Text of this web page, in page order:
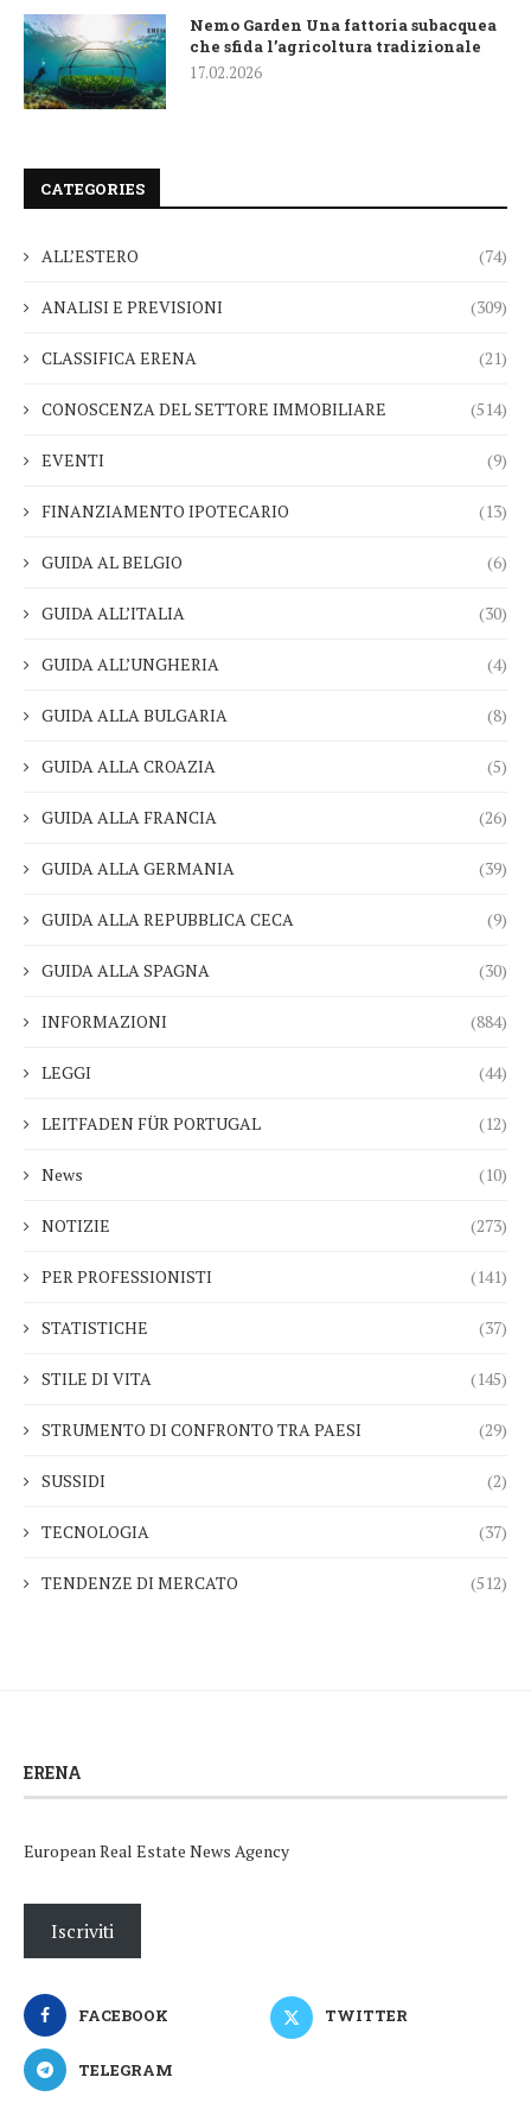
Nemo Garden Una fattoria subacquea
che sfida l’agricoltura tradizionale
17.02.2026
CATEGORIES
ALL’ESTERO (74)
ANALISI E PREVISIONI (309)
CLASSIFICA ERENA (21)
CONOSCENZA DEL SETTORE IMMOBILIARE (514)
EVENTI (9)
FINANZIAMENTO IPOTECARIO (13)
GUIDA AL BELGIO (6)
GUIDA ALL’ITALIA (30)
GUIDA ALL’UNGHERIA (4)
GUIDA ALLA BULGARIA (8)
GUIDA ALLA CROAZIA (5)
GUIDA ALLA FRANCIA (26)
GUIDA ALLA GERMANIA (39)
GUIDA ALLA REPUBBLICA CECA (9)
GUIDA ALLA SPAGNA (30)
INFORMAZIONI (884)
LEGGI (44)
LEITFADEN FÜR PORTUGAL (12)
News (10)
NOTIZIE (273)
PER PROFESSIONISTI (141)
STATISTICHE (37)
STILE DI VITA (145)
STRUMENTO DI CONFRONTO TRA PAESI (29)
SUSSIDI (2)
TECNOLOGIA (37)
TENDENZE DI MERCATO (512)
ERENA
European Real Estate News Agency
Iscriviti
FACEBOOK TWITTER
TELEGRAM